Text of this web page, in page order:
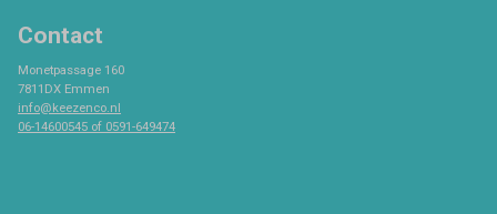
Contact
Monetpassage 160
7811DX Emmen
info@keezenco.nl
06-14600545 of 0591-649474